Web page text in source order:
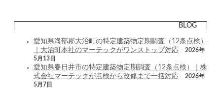
BLOG
愛知県海部郡大治町の特定建築物定期調査（12条点検）
｜大治町本社のマーテックがワンストップ対応
2026年
5月13日
愛知県春日井市の特定建築物定期調査（12条点検）｜株
式会社マーテックが点検から改修まで一括対応
2026年
5月7日